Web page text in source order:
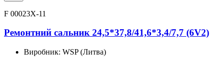
F 00023X-11
Ремонтний сальник 24,5*37,8/41,6*3,4/7,7 (6V2)
Виробник: WSP (Литва)